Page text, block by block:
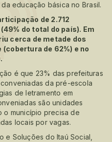
educação básica no Brasil.
de 2.712
do total do país). Em
cerca de metade dos
de 62%) e no
é que 23% das prefeituras
da pré-escola
de letramento em
são unidades
o município precisa de
locais por vagas.
e Soluções do Itaú Social,